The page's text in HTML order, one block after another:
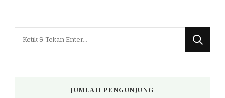
JUMLAH PENGUNJUNG